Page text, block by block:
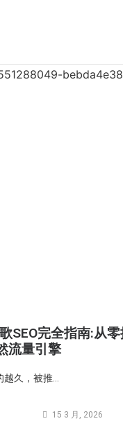
SEO完全指南:从
流量引擎
越久，被推...
15 3 月, 2026